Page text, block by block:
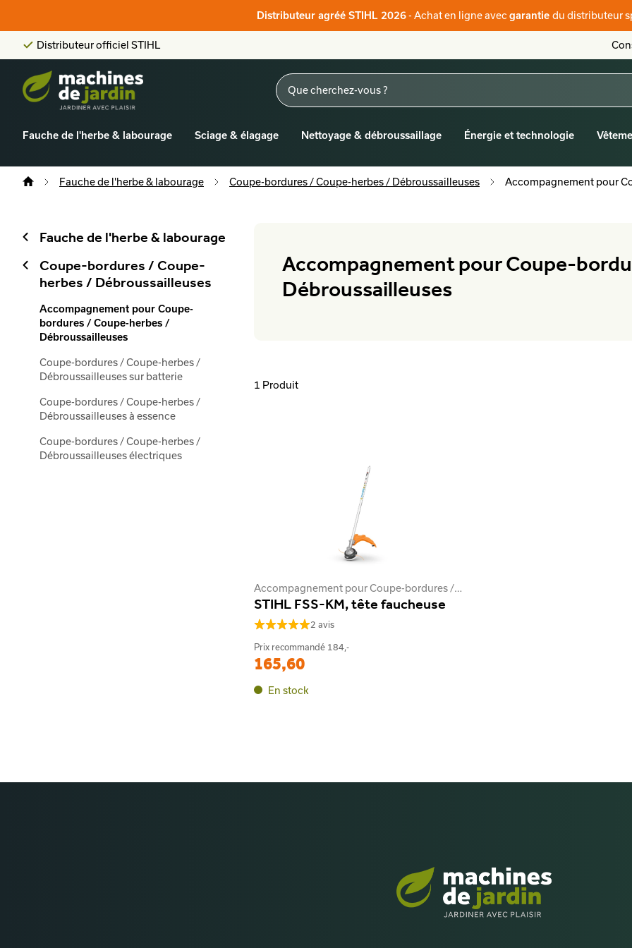
Distributeur agréé STIHL 2026- Achat en ligne avec garantie du distributeur
Distributeur officiel STIHL
Score client:9,6/10
Fauche de l'herbe & labourage Sciage & élagage Nettoyage & débroussaillage Énergie et technologie
Fauche de l'herbe & labourage Coupe-bordures / Coupe-herbes / Débroussailleuses Accompagnement pour
Accompagnement pour Coupe-
Débroussailleuses
1 Produit
Accompagnement pour Coupe-bordures / Coupe-herbes / Débroussailleuses
STIHL FSS-KM, tête faucheuse
2 avis
Prix recommandé 184,-
165,60
En stock
Fauche de l'herbe & labourage
Coupe-bordures / Coupe-
herbes / Débroussailleuses
Accompagnement pour Coupe-
bordures / Coupe-herbes /
Débroussailleuses
Coupe-bordures / Coupe-herbes /
Débroussailleuses sur batterie
Coupe-bordures / Coupe-herbes /
Débroussailleuses à essence
Coupe-bordures / Coupe-herbes /
Débroussailleuses électriques